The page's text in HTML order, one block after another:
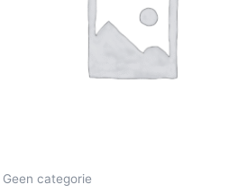
Geen categorie